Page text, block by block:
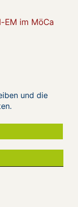
EM im MöCa
und die